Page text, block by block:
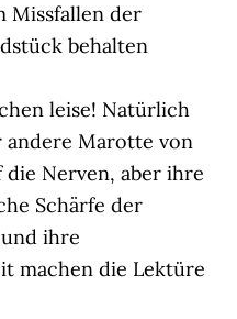
Missfallen der
behalten
leise! Natürlich
andere Marotte von
Nerven, aber ihre
Schärfe der
ihre
machen die Lektüre